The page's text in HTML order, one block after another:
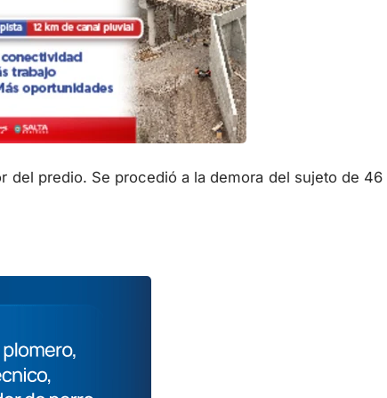
del predio. Se procedió a la demora del sujeto de 46